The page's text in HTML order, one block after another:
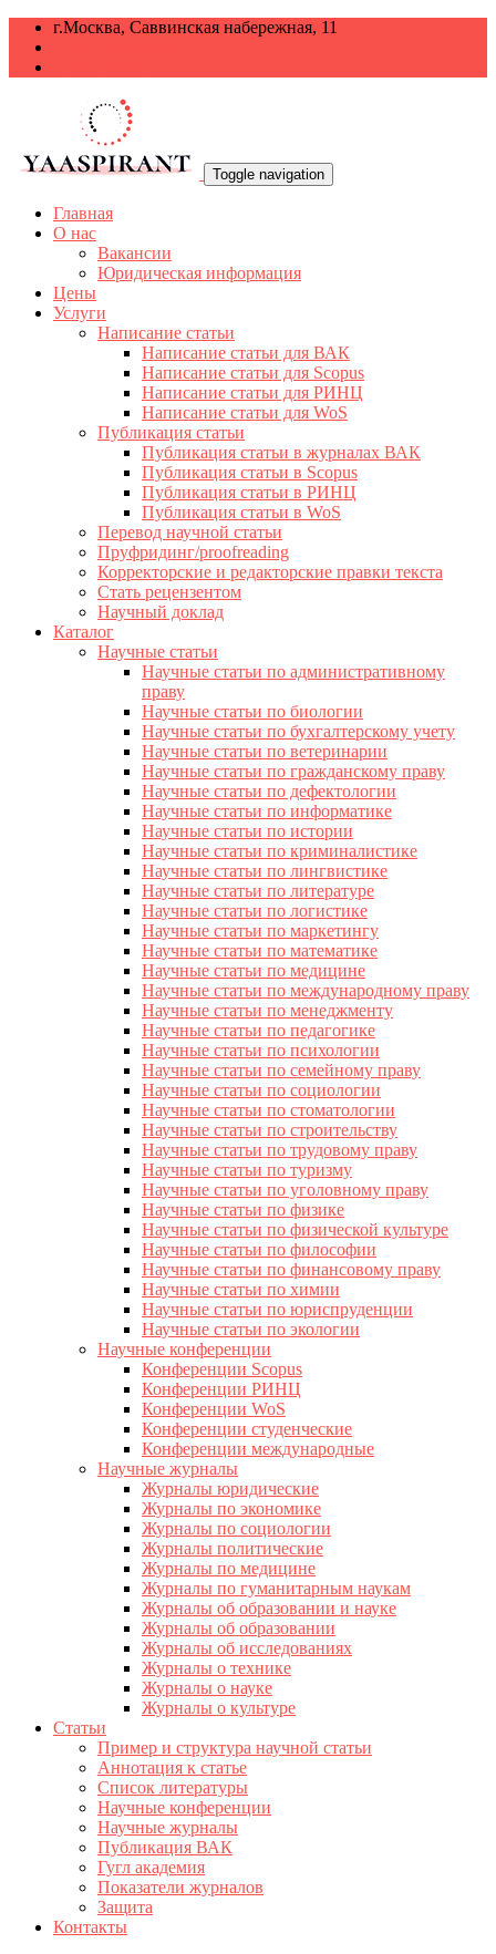
г.Москва, Саввинская набережная, 11
Toggle navigation
Главная
О нас
Вакансии
Юридическая информация
Цены
Услуги
Написание статьи
Написание статьи для ВАК
Написание статьи для Scopus
Написание статьи для РИНЦ
Написание статьи для WoS
Публикация статьи
Публикация статьи в журналах ВАК
Публикация статьи в Scopus
Публикация статьи в РИНЦ
Публикация статьи в WoS
Перевод научной статьи
Пруфридинг/proofreading
Корректорские и редакторские правки текста
Стать рецензентом
Научный доклад
Каталог
Научные статьи
Научные статьи по административному
праву
Научные статьи по биологии
Научные статьи по бухгалтерскому учету
Научные статьи по ветеринарии
Научные статьи по гражданскому праву
Научные статьи по дефектологии
Научные статьи по информатике
Научные статьи по истории
Научные статьи по криминалистике
Научные статьи по лингвистике
Научные статьи по литературе
Научные статьи по логистике
Научные статьи по маркетингу
Научные статьи по математике
Научные статьи по медицине
Научные статьи по международному праву
Научные статьи по менеджменту
Научные статьи по педагогике
Научные статьи по психологии
Научные статьи по семейному праву
Научные статьи по социологии
Научные статьи по стоматологии
Научные статьи по строительству
Научные статьи по трудовому праву
Научные статьи по туризму
Научные статьи по уголовному праву
Научные статьи по физике
Научные статьи по физической культуре
Научные статьи по философии
Научные статьи по финансовому праву
Научные статьи по химии
Научные статьи по юриспруденции
Научные статьи по экологии
Научные конференции
Конференции Scopus
Конференции РИНЦ
Конференции WoS
Конференции студенческие
Конференции международные
Научные журналы
Журналы юридические
Журналы по экономике
Журналы по социологии
Журналы политические
Журналы по медицине
Журналы по гуманитарным наукам
Журналы об образовании и науке
Журналы об образовании
Журналы об исследованиях
Журналы о технике
Журналы о науке
Журналы о культуре
Статьи
Пример и структура научной статьи
Аннотация к статье
Список литературы
Научные конференции
Научные журналы
Публикация ВАК
Гугл академия
Показатели журналов
Защита
Контакты